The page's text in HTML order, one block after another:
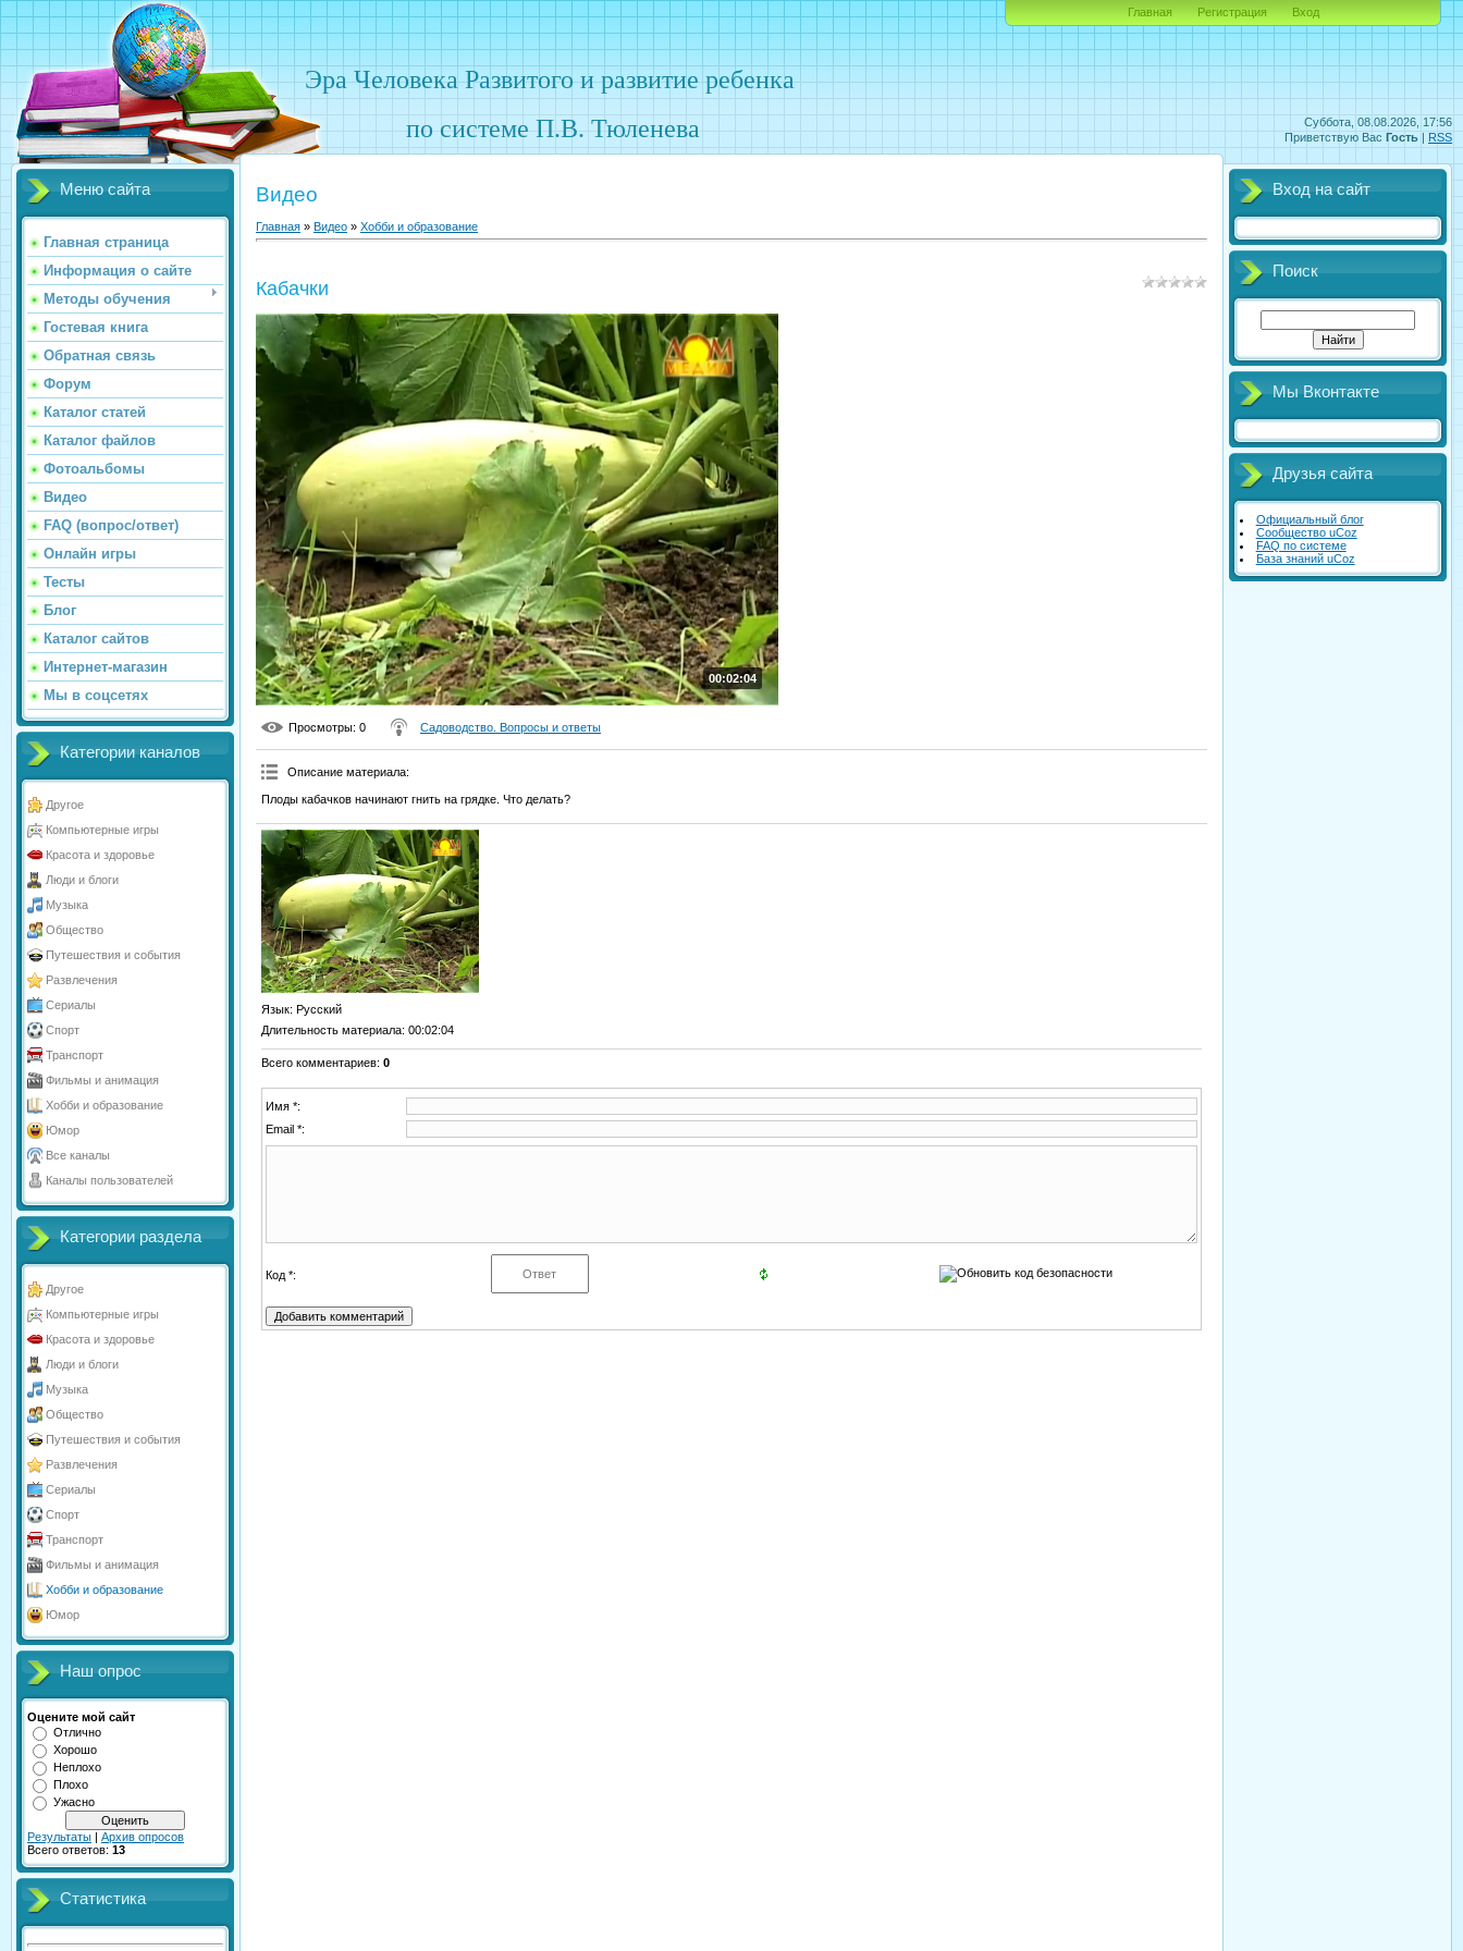
Суббота, 08.08.2026, 17:56
Приветствую Вас Гость | RSS
Эра Человека Развитогои развитие ребенка
по системе П.В. Тюленева
Главная Регистрация Вход
Меню сайта
Главная страница
Информация о сайте
Методы обучения
Гостевая книга
Обратная связь
Форум
Каталог статей
Каталог файлов
Фотоальбомы
Видео
FAQ (вопрос/ответ)
Онлайн игры
Тесты
Блог
Каталог сайтов
Интернет-магазин
Мы в соцсетях
Категории каналов
Другое
Компьютерные игры
Красота и здоровье
Люди и блоги
Музыка
Общество
Путешествия и события
Развлечения
Сериалы
Спорт
Транспорт
Фильмы и анимация
Хобби и образование
Юмор
Все каналы
Каналы пользователей
Категории раздела
Другое
Компьютерные игры
Красота и здоровье
Люди и блоги
Музыка
Общество
Путешествия и события
Развлечения
Сериалы
Спорт
Транспорт
Фильмы и анимация
Хобби и образование
Юмор
Наш опрос
Оцените мой сайт
Отлично
Хорошо
Неплохо
Плохо
Ужасно
Результаты | Архив опросов
Всего ответов: 13
Статистика
Видео
Главная » Видео » Хобби и образование
Кабачки
00:02:04
Просмотры: 0 Садоводство. Вопросы и ответы
Описание материала:
Плоды кабачков начинают гнить на грядке. Что делать?
Язык: Русский
Длительность материала: 00:02:04
Всего комментариев: 0
Имя *:
Email *:
Код *:
Вход на сайт
Поиск
Мы Вконтакте
Друзья сайта
Официальный блог
Сообщество uCoz
FAQ по системе
База знаний uCoz